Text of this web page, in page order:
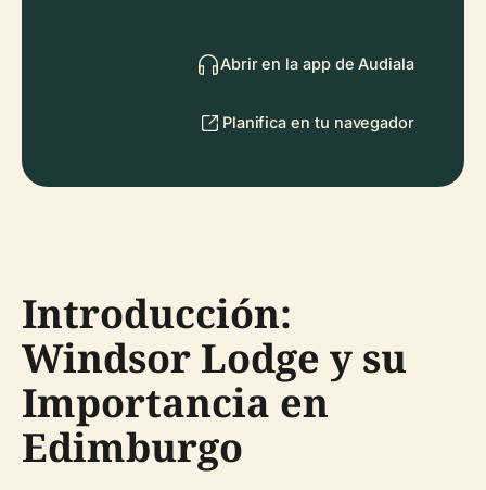
Abrir en la app de Audiala
Planifica en tu navegador
Introducción:
Windsor Lodge y su
Importancia en
Edimburgo